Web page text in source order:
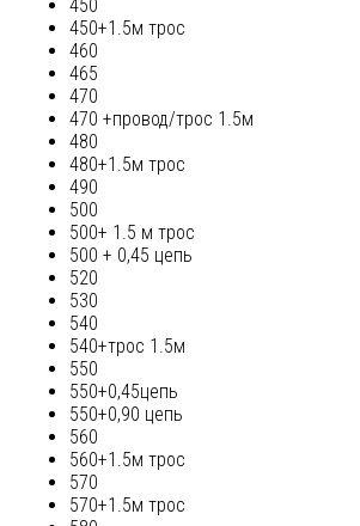
450
450+1.5м трос
460
465
470
470 +провод/трос 1.5м
480
480+1.5м трос
490
500
500+ 1.5 м трос
500 + 0,45 цепь
520
530
540
540+трос 1.5м
550
550+0,45цепь
550+0,90 цепь
560
560+1.5м трос
570
570+1.5м трос